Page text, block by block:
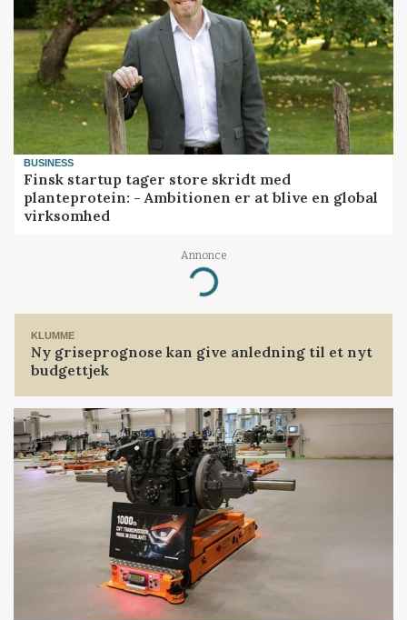
BUSINESS
Finsk startup tager store skridt med
planteprotein: - Ambitionen er at blive en global
virksomhed
Annonce
Loading...
KLUMME
Ny griseprognose kan give anledning til et nyt
budgettjek